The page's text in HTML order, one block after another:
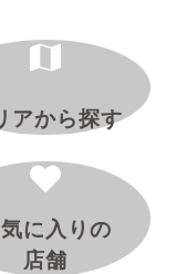
アから探す
に入りの
店舗